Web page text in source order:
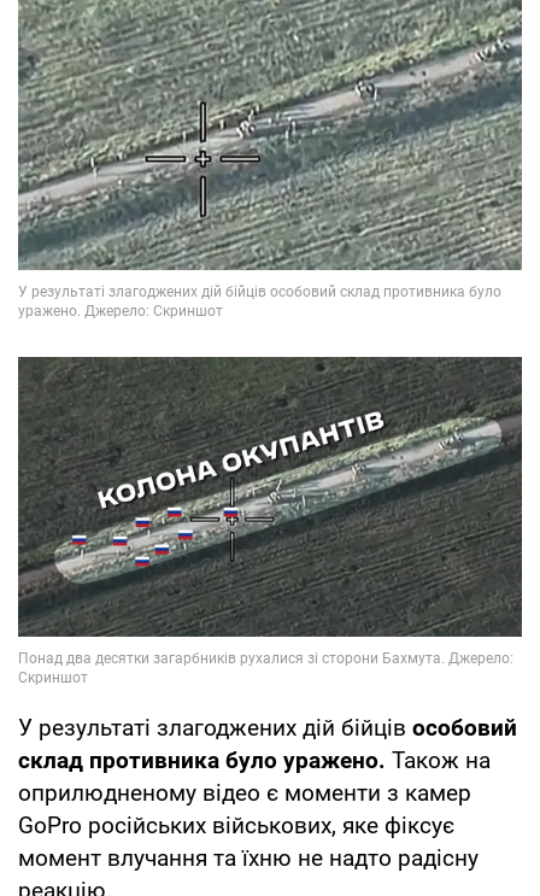
У результаті злагоджених дій бійців особовий
склад противника було уражено. Також на
оприлюдненому відео є моменти з камер
GoPro російських військових, яке фіксує
момент влучання та їхню не надто радісну